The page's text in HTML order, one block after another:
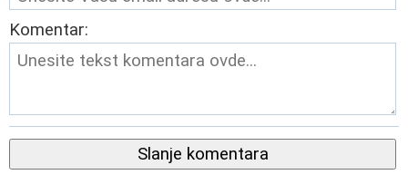
Komentar:
Slanje komentara